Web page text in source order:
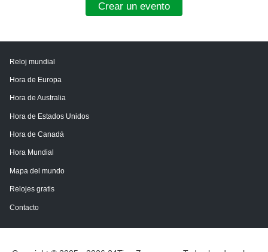
Crear un evento
Reloj mundial
Hora de Europa
Hora de Australia
Hora de Estados Unidos
Hora de Canadá
Hora Mundial
Mapa del mundo
Relojes gratis
Contacto